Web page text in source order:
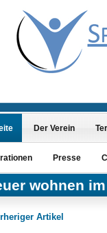
Der Verein
Presse
wohnen
Artikel